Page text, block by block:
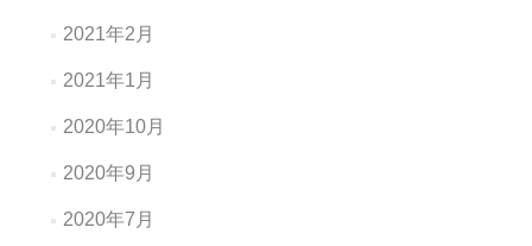
2021年2月
2021年1月
2020年10月
2020年9月
2020年7月